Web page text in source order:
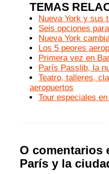
TEMAS
Nueva York y sus
Seis opciones
Nueva York
Los 5 peores
Primera vez en
París Passlib, la
Teatro, talleres,
aeropuertos
Tour especiales
O comentarios
París y la